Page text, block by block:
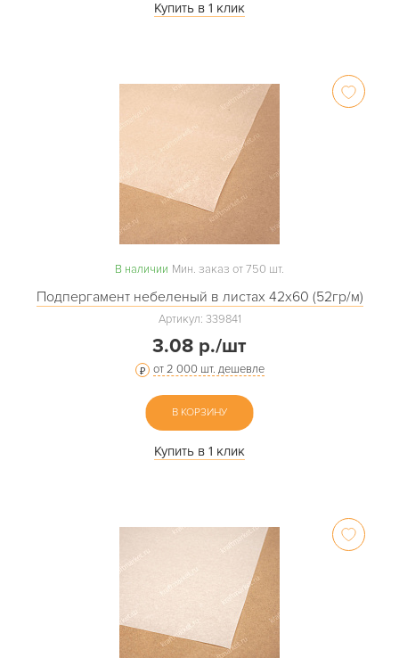
Купить в 1 клик
В наличии Мин. заказ от 750 шт.
Подпергамент небеленый в листах 42х60 (52гр/м)
Артикул: 339841
3.08 р./шт
от 2 000 шт. дешевле
В КОРЗИНУ
Купить в 1 клик